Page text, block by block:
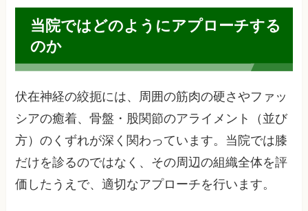
当院ではどのようにアプローチする
のか
伏在神経の絞扼には、周囲の筋肉の硬さやファッ
シアの癒着、骨盤・股関節のアライメント（並び
方）のくずれが深く関わっています。当院では膝
だけを診るのではなく、その周辺の組織全体を評
価したうえで、適切なアプローチを行います。